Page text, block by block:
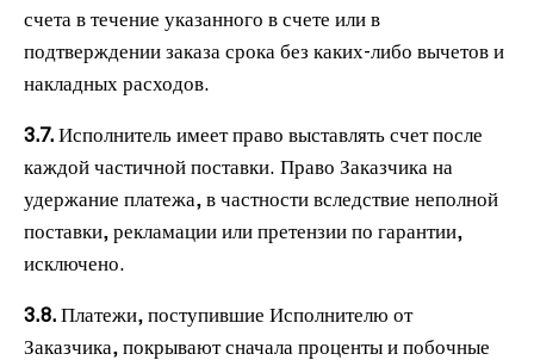
счета в течение указанного в счете или в
подтверждении заказа срока без каких-либо вычетов и
накладных расходов.
3.7. Исполнитель имеет право выставлять счет после
каждой частичной поставки. Право Заказчика на
удержание платежа, в частности вследствие неполной
поставки, рекламации или претензии по гарантии,
исключено.
3.8. Платежи, поступившие Исполнителю от
Заказчика, покрывают сначала проценты и побочные